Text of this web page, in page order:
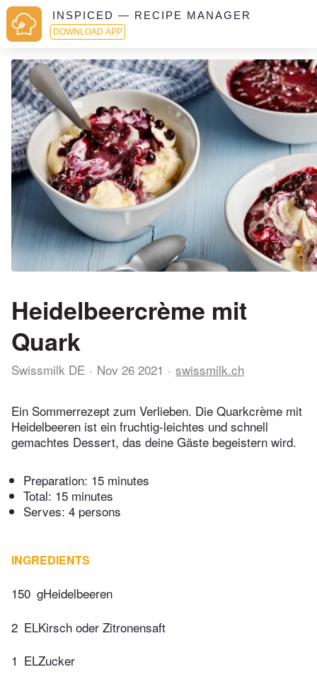
INSPICED — RECIPE MANAGER
DOWNLOAD APP
Heidelbeercrème mit
Quark
Swissmilk DE Nov 26 2021 swissmilk.ch
Ein Sommerrezept zum Verlieben. Die Quarkcrème mit
Heidelbeeren ist ein fruchtig-leichtes und schnell
gemachtes Dessert, das deine Gäste begeistern wird.
Preparation: 15 minutes
Total: 15 minutes
Serves: 4 persons
INGREDIENTS
150 gHeidelbeeren
2 ELKirsch oder Zitronensaft
1 ELZucker